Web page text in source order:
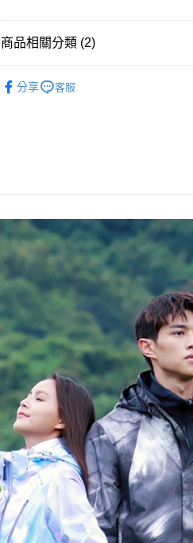
流程，驗證手機門號後，選擇欲分期的期數
完成交易。
4.訂單成立30分鐘內，如未前往確認交易或
消。如遇「轉專審核」未通過狀況，表示未
1.本服務係由「台灣大哥大股份有限公司」
用戶於交易時，得透過本服務購買商品或服
款買賣價金債權讓與本公司後，依約使用本
2.基於同意付款使用「大哥付你分期」之契
資料（包含姓名、電話或地址）提供予台灣
用，由本公司與您本人進行分期帳單所需資
3.完整用戶服務條款，請詳閱以下連結：
【關於「AFTEE先享後付」】
１．簡單：不需註冊會員、不需綁卡、不需
２．便利：只要手機號碼，簡訊認證，即可
※ 請注意：結帳手續完成當下不需立刻繳費
絡購買商品的店家。未經商家同意取消之訂
先享後付繳納相關費用。
※ 交易是否成功請以「AFTEE先享後付 」
是否繳費成功／繳費後需取消欲退款等相關
付客戶支援中心」
https://
１．透過由恩沛科技股份有限公司提供之「
交易，需依本服務之必要範圍內提供個人資
求債權轉讓予恩沛科技股份有限公司。
２．關於個人資料處理事宜，請瀏覽以下網
https://aftee.tw/terms/#terms3
３．未成年的使用者請事先徵得法定代理
「AFTEE先享後付」，若未經同意申辦者
任。
４．使用「AFTEE先享後付」時，將依據
即時審查核予不同之上限額度；若仍有額
結果請求用戶進行身份認證。
５．嚴禁一人註冊多個帳號或使用他人資訊
形，恩沛科技股份有限公司將有權停止該
動。
ATM付款
宅配
每筆NT$100，滿NT$1,000(含以上)免
京站台北店客服中心(1F星巴克旁) 即
請自備購物袋，若需購買紙袋可現場詢
免運費
商品相關分類 (2)
分享 客服